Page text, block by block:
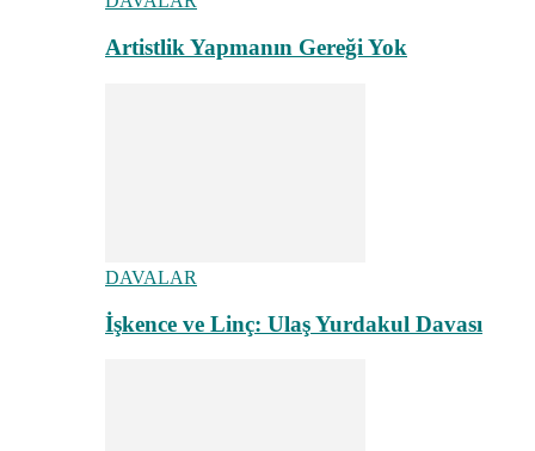
Artistlik Yapmanın Gereği Yok
DAVALAR
İşkence ve Linç: Ulaş Yurdakul Davası